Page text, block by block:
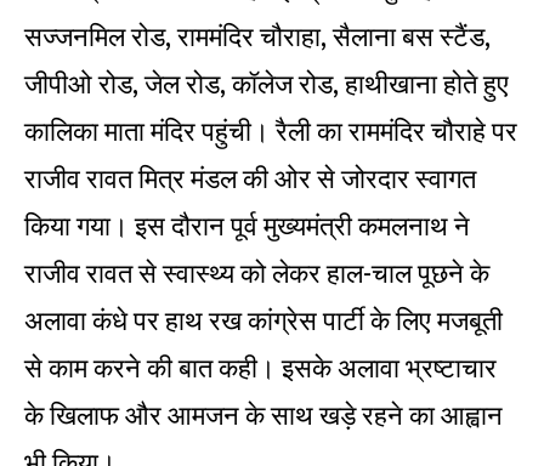
सज्जनमिल रोड, राममंदिर चौराहा, सैलाना बस स्टैंड,
जीपीओ रोड, जेल रोड, कॉलेज रोड, हाथीखाना होते हुए
कालिका माता मंदिर पहुंची। रैली का राममंदिर चौराहे पर
राजीव रावत मित्र मंडल की ओर से जोरदार स्वागत
किया गया। इस दौरान पूर्व मुख्यमंत्री कमलनाथ ने
राजीव रावत से स्वास्थ्य को लेकर हाल-चाल पूछने के
अलावा कंधे पर हाथ रख कांग्रेस पार्टी के लिए मजबूती
से काम करने की बात कही। इसके अलावा भ्रष्टाचार
के खिलाफ और आमजन के साथ खड़े रहने का आह्वान